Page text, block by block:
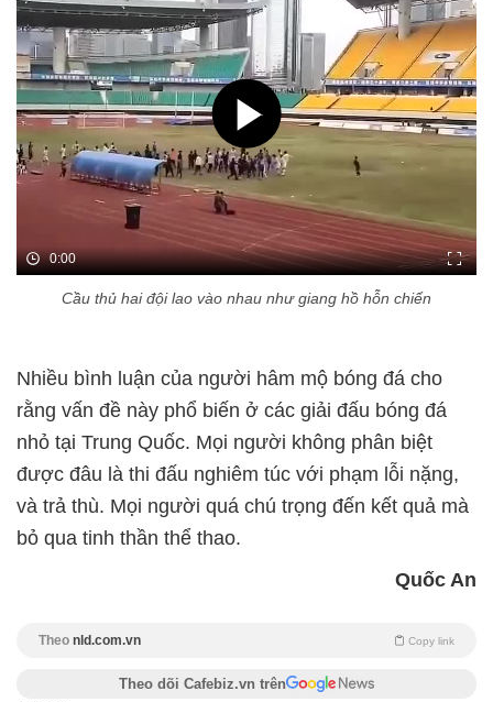
0:00
Cầu thủ hai đội lao vào nhau như giang hồ hỗn chiến
Nhiều bình luận của người hâm mộ bóng đá cho
rằng vấn đề này phổ biến ở các giải đấu bóng đá
nhỏ tại Trung Quốc. Mọi người không phân biệt
được đâu là thi đấu nghiêm túc với phạm lỗi nặng,
và trả thù. Mọi người quá chú trọng đến kết quả mà
bỏ qua tinh thần thể thao.
Quốc An
Theo nld.com.vn Copy link
Theo dõi Cafebiz.vn trên